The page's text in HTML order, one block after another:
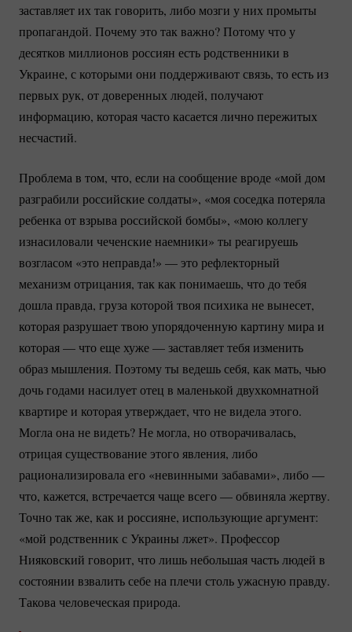
заставляет их так говорить, либо мозги у них промыты
пропагандой. Почему это так важно? Потому что у
десятков миллионов россиян есть родственники в
Украине, с которыми они поддерживают связь, то есть из
первых рук, от доверенных людей, получают
информацию, которая часто касается лично пережитых
несчастий.
Проблема в том, что, если на сообщение вроде «мой дом
разграбили российские солдаты», «моя соседка потеряла
ребенка от взрыва российской бомбы», «мою коллегу
изнасиловали чеченские наемники» ты реагируешь
возгласом «это неправда!» — это рефлекторный
механизм отрицания, так как понимаешь, что до тебя
дошла правда, груза которой твоя психика не вынесет,
которая разрушает твою упорядоченную картину мира и
которая — что еще хуже — заставляет тебя изменить
образ мышления. Поэтому ты ведешь себя, как мать, чью
дочь годами насилует отец в маленькой двухкомнатной
квартире и которая утверждает, что не видела этого.
Могла она не видеть? Не могла, но отворачивалась,
отрицая существование этого явления, либо
рационализировала его «невинными забавами», либо —
что, кажется, встречается чаще всего — обвиняла жертву.
Точно так же, как и россияне, использующие аргумент:
«мой родственник с Украины лжет». Профессор
Нияковский говорит, что лишь небольшая часть людей в
состоянии взвалить себе на плечи столь ужасную правду.
Такова человеческая природа.